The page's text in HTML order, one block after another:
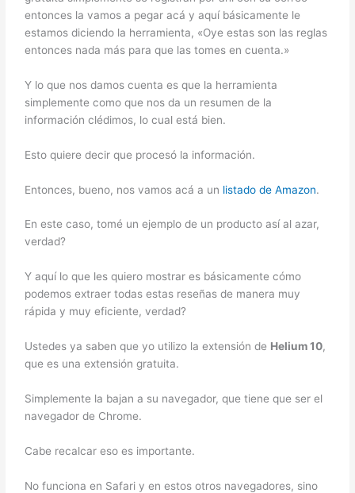
entonces la vamos a pegar acá y aquí básicamente le
estamos diciendo la herramienta, «Oye estas son las reglas
entonces nada más para que las tomes en cuenta.»
Y lo que nos damos cuenta es que la herramienta
simplemente como que nos da un resumen de la
información clédimos, lo cual está bien.
Esto quiere decir que procesó la información.
Entonces, bueno, nos vamos acá a un listado de Amazon.
En este caso, tomé un ejemplo de un producto así al azar,
verdad?
Y aquí lo que les quiero mostrar es básicamente cómo
podemos extraer todas estas reseñas de manera muy
rápida y muy eficiente, verdad?
Ustedes ya saben que yo utilizo la extensión de Helium 10,
que es una extensión gratuita.
Simplemente la bajan a su navegador, que tiene que ser el
navegador de Chrome.
Cabe recalcar eso es importante.
No funciona en Safari y en estos otros navegadores, sino